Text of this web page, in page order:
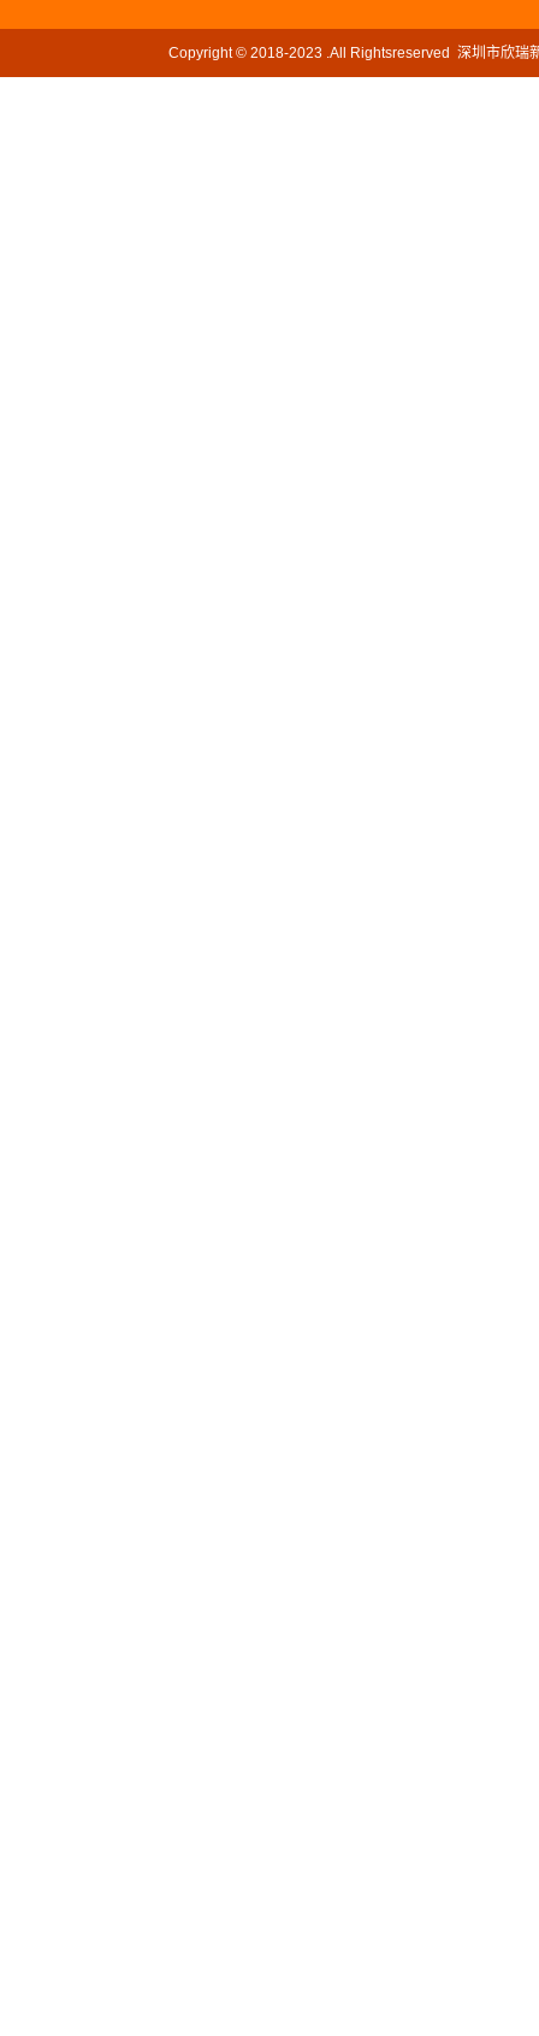
Copyright © 2018-2023 .All Rightsreserved 深圳市欣瑞